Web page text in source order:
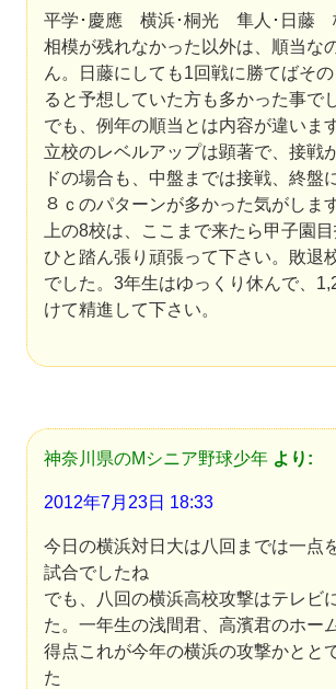
平学･慶應 横浜･桐光 隼人･日藤
相模が残れなかった以外は、順当な
ん。日藤にしても1回戦に勝てばそ
ると予想していた方も多かった事で
でも、例年の順当とは内容が違いま
立校のレベルアップは顕著で、接戦
ドの場合も、中盤までは接戦、終盤
８ｃのパターンが多かった気がしま
上の8校は、ここまで来たら甲子園
ひと踏ん張り頑張って下さい。敗退
でした。3年生はゆっくり休んで、
けて精進して下さい。
神奈川県のMシニア野球少年 より:
2012年7月23日 18:33
今日の横浜対日大は八回までは一点
試合でしたね
でも、八回の横浜高校攻撃はテレビ
た。一年生の浅間君、高濱君のホー
得点これが今年の横浜の攻撃かとと
た